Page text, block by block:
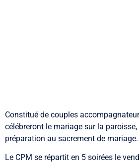
Constitué de couples
célébreront le mariage sur la
préparation au sacrement de mariage.
Le CPM se répartit en 5 soirées le